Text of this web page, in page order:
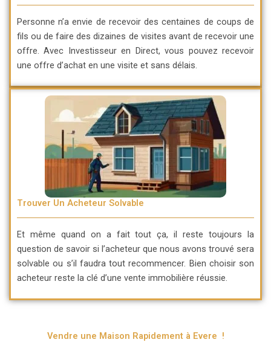
Personne n’a envie de recevoir des centaines de coups de
fils ou de faire des dizaines de visites avant de recevoir une
offre. Avec Investisseur en Direct, vous pouvez recevoir
une offre d’achat en une visite et sans délais.
Trouver Un Acheteur Solvable
Et même quand on a fait tout ça, il reste toujours la
question de savoir si l’acheteur que nous avons trouvé sera
solvable ou s’il faudra tout recommencer. Bien choisir son
acheteur reste la clé d’une vente immobilière réussie.
Vendre une Maison Rapidement à Evere !